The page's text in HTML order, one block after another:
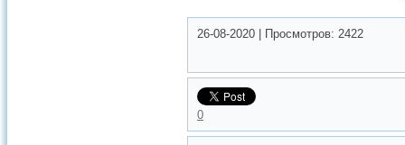
26-08-2020 Просмотров: 2422
0